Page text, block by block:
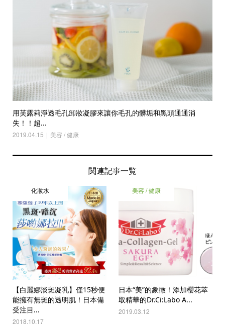
用芙露莉淨透毛孔卸妝凝膠來讓你毛孔的髒垢和黑頭通通消
失！！超...
2019.04.15 美容 / 健康
関連記事一覧
化妝水
【白麗娜淡斑凝乳】僅15秒便
能擁有無斑的透明肌！日本備
受注目...
2018.10.17
美容 / 健康
日本“美”的象徵！添加櫻花萃
取精華的Dr.Ci:Labo A...
2019.03.12